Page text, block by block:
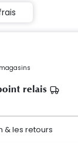
relais
& les retours